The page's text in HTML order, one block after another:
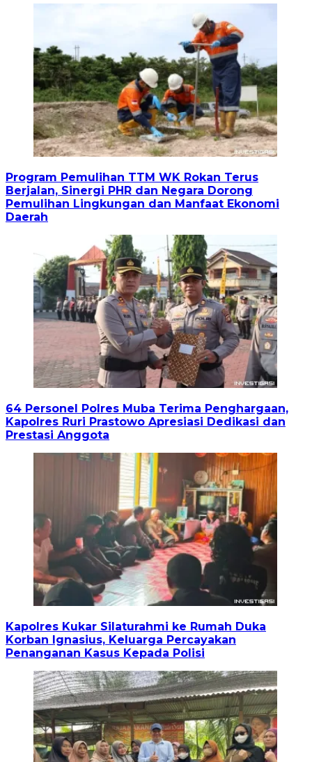
Program Pemulihan TTM WK Rokan Terus
Berjalan, Sinergi PHR dan Negara Dorong
Pemulihan Lingkungan dan Manfaat Ekonomi
Daerah
64 Personel Polres Muba Terima Penghargaan,
Kapolres Ruri Prastowo Apresiasi Dedikasi dan
Prestasi Anggota
Kapolres Kukar Silaturahmi ke Rumah Duka
Korban Ignasius, Keluarga Percayakan
Penanganan Kasus Kepada Polisi